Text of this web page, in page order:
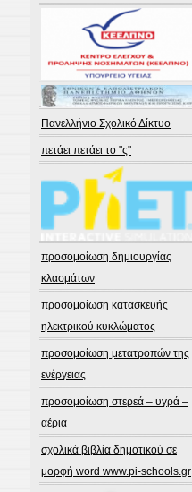
Πανελλήνιο Σχολικό Δίκτυο
πετάει πετάει το "ς"
προσομοίωση δημιουργίας
κλασμάτων
προσομοίωση κατασκευής
ηλεκτρικού κυκλώματος
προσομοίωση μετατροπών της
ενέργειας
προσομοίωση στερεά – υγρά –
αέρια
σχολικά βιβλία δημοτικού σε
μορφή word www.pi-schools.gr